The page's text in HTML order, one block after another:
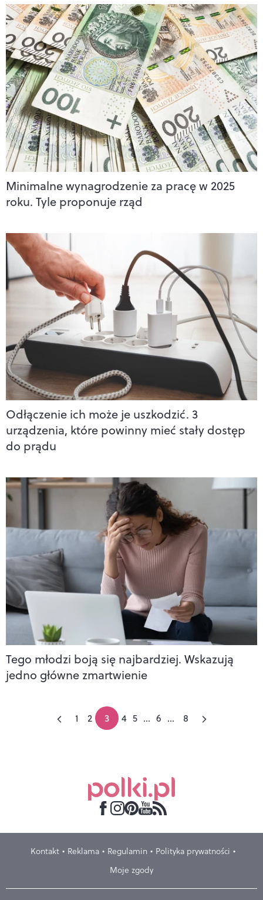
Minimalne wynagrodzenie za pracę w 2025
roku. Tyle proponuje rząd
Odłączenie ich może je uszkodzić. 3
urządzenia, które powinny mieć stały dostęp
do prądu
Tego młodzi boją się najbardziej. Wskazują
jedno główne zmartwienie
1 2 3 4 5 ... 6 ... 8
Kontakt Reklama Regulamin
Polityka prywatności
Moje zgody